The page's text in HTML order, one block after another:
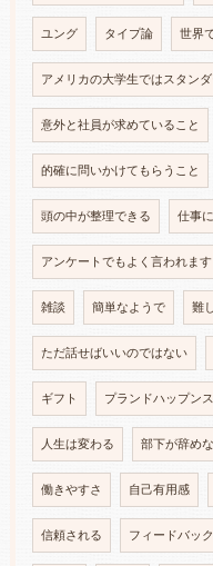
ユング タイプ論 世界
アメリカの大学生ではスタン
意外と社員が求めていること
的確に問いかけてもらうこと
頭の中が整理できる 仕事
アンケートでもよく言われます
雑談 簡単なようで 難
ただ話せばいいのではない
ギフト プランドハップン
人生は変わる 部下が辞め
働きやすさ 自己有用感
信頼される フィードバック